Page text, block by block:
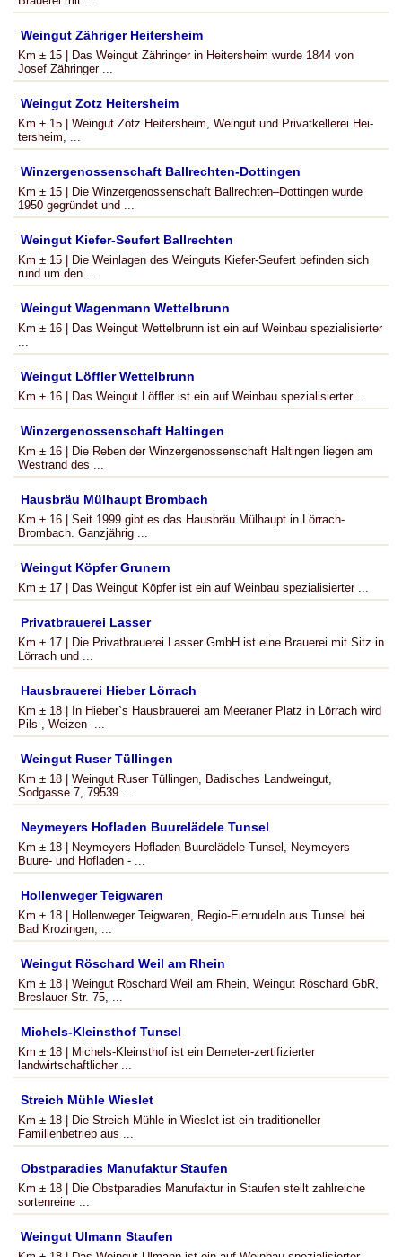
Weingut Zähriger Heitersheim
Km ± 15 | Das Weingut Zähringer in Heitersheim wurde 1844 von
Josef Zähringer ...
Weingut Zotz Heitersheim
Km ± 15 | Weingut Zotz Heitersheim, Weingut und Privatkellerei Hei­
ters­heim, ...
Winzergenossenschaft Ballrechten-Dottingen
Km ± 15 | Die Winzergenossenschaft Ballrechten–Dottingen wurde
1950 gegründet und ...
Weingut Kiefer-Seufert Ballrechten
Km ± 15 | Die Weinlagen des Weinguts Kiefer-Seufert befinden sich
rund um den ...
Weingut Wagenmann Wettelbrunn
Km ± 16 | Das Weingut Wettelbrunn ist ein auf Weinbau spezialisierter
...
Weingut Löffler Wettelbrunn
Km ± 16 | Das Weingut Löffler ist ein auf Weinbau spezialisierter ...
Winzergenossenschaft Haltingen
Km ± 16 | Die Reben der Winzergenossenschaft Haltingen liegen am
Westrand des ...
Hausbräu Mülhaupt Brombach
Km ± 16 | Seit 1999 gibt es das Hausbräu Mülhaupt in Lörrach-
Brombach. Ganzjährig ...
Weingut Köpfer Grunern
Km ± 17 | Das Weingut Köpfer ist ein auf Weinbau spezialisierter ...
Privatbrauerei Lasser
Km ± 17 | Die Privatbrauerei Lasser GmbH ist eine Brauerei mit Sitz in
Lörrach und ...
Hausbrauerei Hieber Lörrach
Km ± 18 | In Hieber`s Hausbrauerei am Meeraner Platz in Lörrach wird
Pils-, Weizen- ...
Weingut Ruser Tüllingen
Km ± 18 | Weingut Ruser Tüllingen, Badisches Landweingut,
Sodgasse 7, 79539 ...
Neymeyers Hofladen Buurelädele Tunsel
Km ± 18 | Neymeyers Hofladen Buurelädele Tunsel, Neymeyers
Buure- und Hofladen - ...
Hollenweger Teigwaren
Km ± 18 | Hollenweger Teigwaren, Regio-Eiernudeln aus Tunsel bei
Bad Krozingen, ...
Weingut Röschard Weil am Rhein
Km ± 18 | Weingut Röschard Weil am Rhein, Weingut Röschard GbR,
Breslauer Str. 75, ...
Michels-Kleinsthof Tunsel
Km ± 18 | Michels-Kleinsthof ist ein Demeter-zertifizierter
landwirtschaftlicher ...
Streich Mühle Wieslet
Km ± 18 | Die Streich Mühle in Wieslet ist ein traditioneller
Familienbetrieb aus ...
Obstparadies Manufaktur Staufen
Km ± 18 | Die Obstparadies Manufaktur in Staufen stellt zahlreiche
sortenreine ...
Weingut Ulmann Staufen